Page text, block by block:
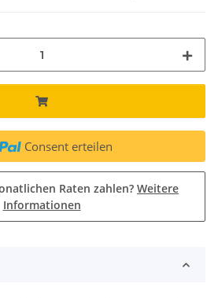
Consent erteilen
Raten zahlen? Weitere
Informationen